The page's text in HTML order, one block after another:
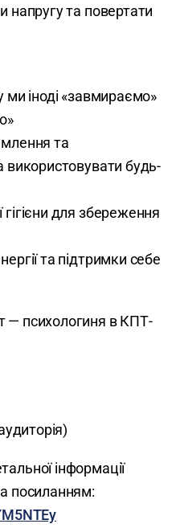
напругу та повертати
іноді «завмираємо»
та
використовувати будь-
для збереження
та підтримки себе
— психологиня в КПТ-
інформації
посиланням: